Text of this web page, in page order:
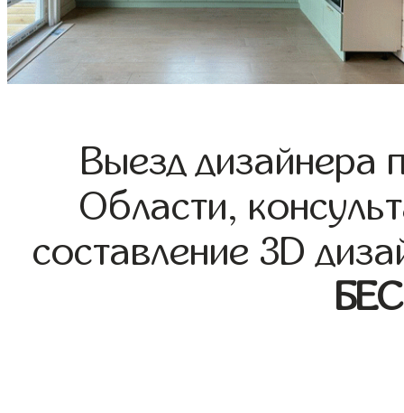
Выезд дизайнера
Области,
составление 3D